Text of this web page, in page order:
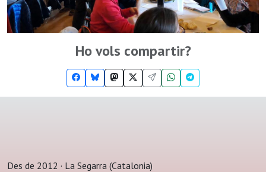
Ho vols compartir?
Des de 2012 · La Segarra (Catalonia)